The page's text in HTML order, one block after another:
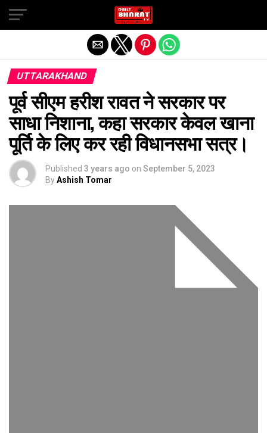
UTTARAKHAND
पूर्व सीएम हरीश रावत ने सरकार पर
साधा निशाना, कहा सरकार केवल खाना
पूर्ति के लिए कर रही विधानसभा सत्र।
Published 3 years ago on September 5, 2023
ByAshish Tomar
Exit mobile version